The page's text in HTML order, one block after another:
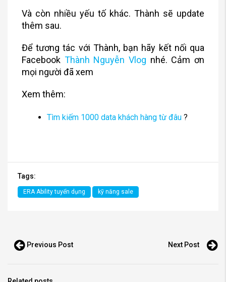
Và còn nhiều yếu tố khác. Thành sẽ update
thêm sau.
Để tương tác với Thành, bạn hãy kết nối qua
Facebook Thành Nguyễn Vlog nhé. Cảm ơn
mọi người đã xem
Xem thêm:
Tìm kiếm 1000 data khách hàng từ đâu ?
Tags:
ERA Ability tuyển dụng kỹ năng sale
Previous Post Next Post